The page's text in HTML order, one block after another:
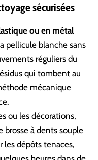
sécurisées
ou en métal
pellicule blanche sans
réguliers du
qui tombent au
mécanique
ou les décorations,
à dents souple
les dépôts tenaces,